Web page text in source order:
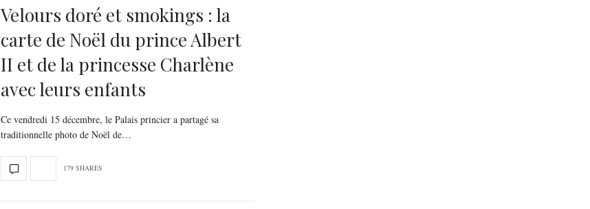
Velours doré et smokings : la
carte de Noël du prince Albert
II et de la princesse Charlène
avec leurs enfants
Ce vendredi 15 décembre, le Palais princier a partagé sa
traditionnelle photo de Noël de…
179 SHARES